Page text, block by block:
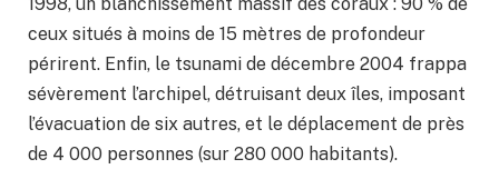
ceux situés à moins de 15 mètres de profondeur
périrent. Enfin, le tsunami de décembre 2004 frappa
sévèrement l’archipel, détruisant deux îles, imposant
l’évacuation de six autres, et le déplacement de près
de 4 000 personnes (sur 280 000 habitants).